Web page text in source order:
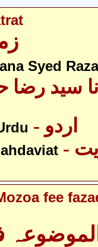
Syed
سید
- اردو
fee